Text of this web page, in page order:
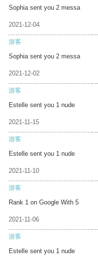
Sophia sent you 2 messa
2021-12-04
游客
Sophia sent you 2 messa
2021-12-02
游客
Estelle sent you 1 nude
2021-11-15
游客
Estelle sent you 1 nude
2021-11-10
游客
Rank 1 on Google With 5
2021-11-06
游客
Estelle sent you 1 nude